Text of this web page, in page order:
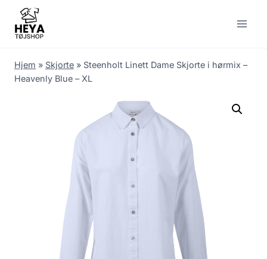
content
Hjem » Skjorte » Steenholt Linett Dame Skjorte i hørmix –
Heavenly Blue – XL